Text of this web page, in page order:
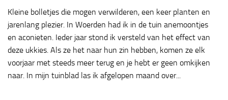
Kleine bolletjes die mogen verwilderen, een keer planten en
jarenlang plezier. In Woerden had ik in de tuin anemoontjes
en aconieten. Ieder jaar stond ik versteld van het effect van
deze ukkies. Als ze het naar hun zin hebben, komen ze elk
voorjaar met steeds meer terug en je hebt er geen omkijken
naar. In mijn tuinblad las ik afgelopen maand over...